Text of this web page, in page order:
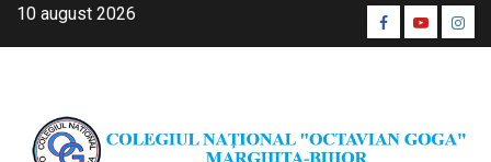
Skip10 august 2026 Facebook
Youtube
CŞE